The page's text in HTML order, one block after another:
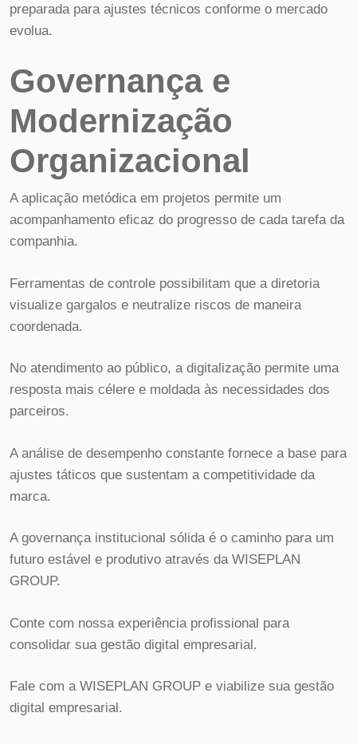
preparada para ajustes técnicos conforme o mercado
evolua.
Governança e
Modernização
Organizacional
A aplicação metódica em projetos permite um
acompanhamento eficaz do progresso de cada tarefa da
companhia.
Ferramentas de controle possibilitam que a diretoria
visualize gargalos e neutralize riscos de maneira
coordenada.
No atendimento ao público, a digitalização permite uma
resposta mais célere e moldada às necessidades dos
parceiros.
A análise de desempenho constante fornece a base para
ajustes táticos que sustentam a competitividade da
marca.
A governança institucional sólida é o caminho para um
futuro estável e produtivo através da WISEPLAN
GROUP.
Conte com nossa experiência profissional para
consolidar sua gestão digital empresarial.
Fale com a WISEPLAN GROUP e viabilize sua gestão
digital empresarial.